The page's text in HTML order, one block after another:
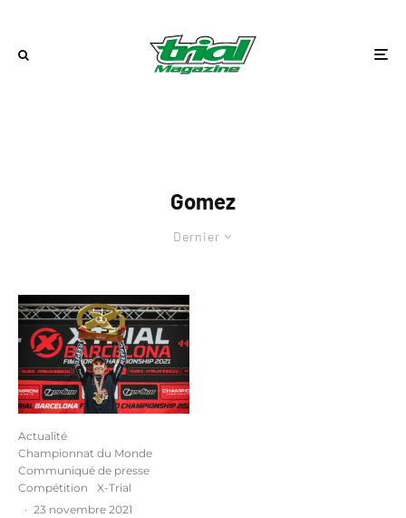
Gomez
Dernier
Actualité
Championnat du Monde
Communiqué de presse
Compétition
X-Trial
· 23 novembre 2021